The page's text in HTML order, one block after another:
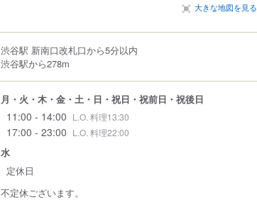
大きな地図を見る
渋谷駅 新南口改札口から5分以内
渋谷駅から278m
月・火・木・金・土・日・祝日・祝前日・祝後日
11:00 - 14:00 L.O. 料理13:30
17:00 - 23:00 L.O. 料理22:00
水
定休日
不定休ございます。